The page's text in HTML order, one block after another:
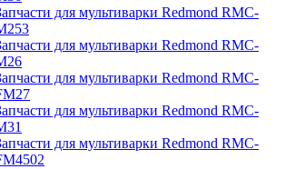
для мультиварки Redmond RMC-
для мультиварки Redmond RMC-
для мультиварки Redmond RMC-
для мультиварки Redmond RMC-
для мультиварки Redmond RMC-